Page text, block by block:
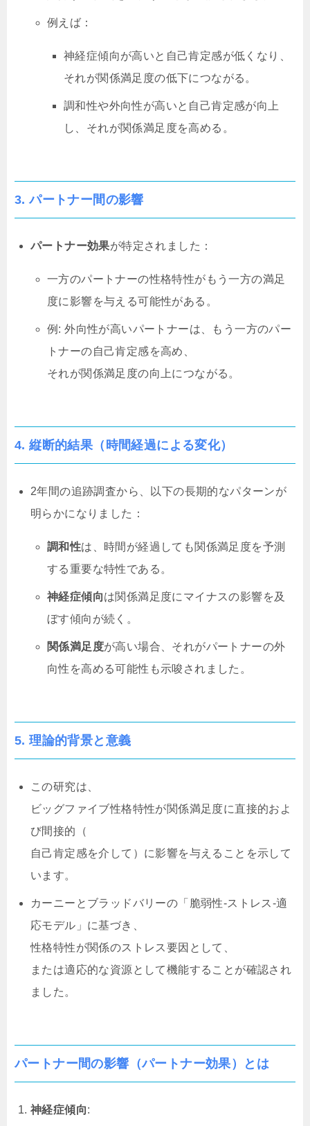
例えば：
神経症傾向が高いと自己肯定感が低くなり、
それが関係満足度の低下につながる。
調和性や外向性が高いと自己肯定感が向上
し、それが関係満足度を高める。
3.パートナー間の影響
パートナー効果が特定されました：
一方のパートナーの性格特性がもう一方の満足
度に影響を与える可能性がある。
例: 外向性が高いパートナーは、もう一方のパー
トナーの自己肯定感を高め、
それが関係満足度の向上につながる。
4.縦断的結果（時間経過による変化）
2年間の追跡調査から、以下の長期的なパターンが
明らかになりました：
調和性は、時間が経過しても関係満足度を予測
する重要な特性である。
神経症傾向は関係満足度にマイナスの影響を及
ぼす傾向が続く。
関係満足度が高い場合、それがパートナーの外
向性を高める可能性も示唆されました。
5.理論的背景と意義
この研究は、
ビッグファイブ性格特性が関係満足度に直接的およ
び間接的（
自己肯定感を介して）に影響を与えることを示して
います。
カーニーとブラッドバリーの「脆弱性-ストレス-適
応モデル」に基づき、
性格特性が関係のストレス要因として、
または適応的な資源として機能することが確認され
ました。
パートナー間の影響（パートナー効果） とは
神経症傾向: